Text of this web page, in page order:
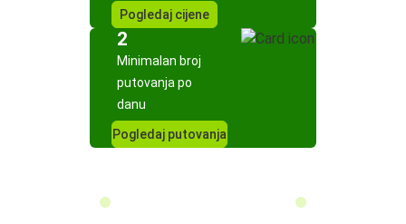
Pogledaj cijene
2
Minimalan broj
putovanja po
danu
Pogledaj putovanja